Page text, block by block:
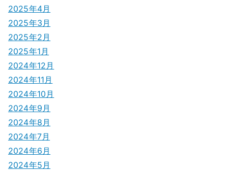
2025年4月
2025年3月
2025年2月
2025年1月
2024年12月
2024年11月
2024年10月
2024年9月
2024年8月
2024年7月
2024年6月
2024年5月